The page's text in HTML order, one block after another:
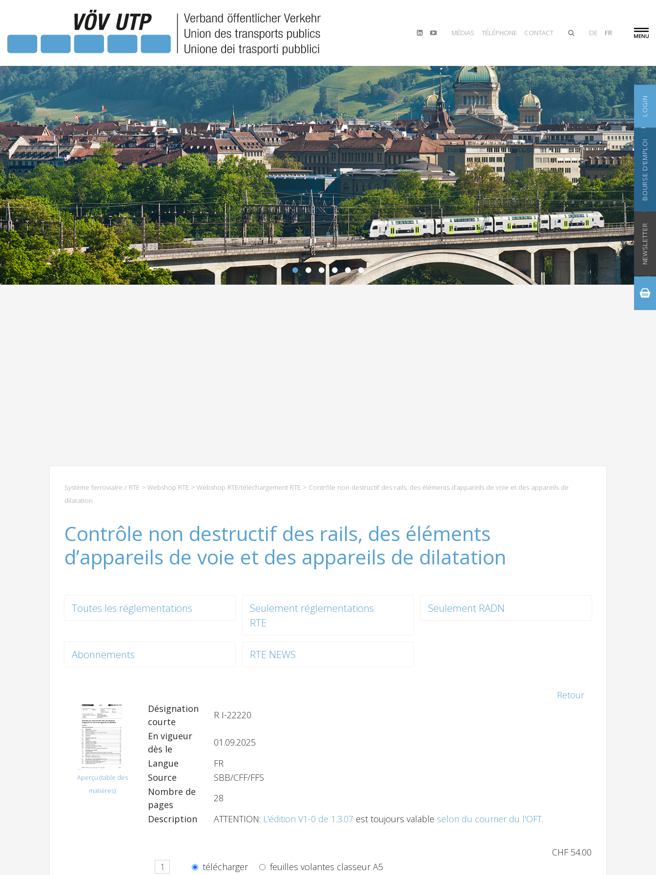
MÉDIAS TÉLÉPHONE CONTACT DE FR
LOGIN
BOURSE D'EMPLOI
NEWSLETTER
Système ferroviaire / RTE > Webshop RTE > Webshop RTE/téléchargement RTE > Contrôle non destructif des rails, des éléments d’appareils de voie et des appareils de
dilatation
Contrôle non destructif des rails, des éléments
d’appareils de voie et des appareils de dilatation
Toutes les réglementations
Seulement réglementations
RTE
Seulement RADN
Abonnements RTE NEWS
Retour
Aperçu (table des
matières)
Désignation
courte
R I-22220
En vigueur
dès le
01.09.2025
Langue
FR
Source
SBB/CFF/FFS
Nombre de
pages
28
Description
ATTENTION: L'édition V1-0 de 1.3.07 est toujours valable selon du courrier du l'OFT.
CHF 54.00
télécharger
feuilles volantes classeur A5